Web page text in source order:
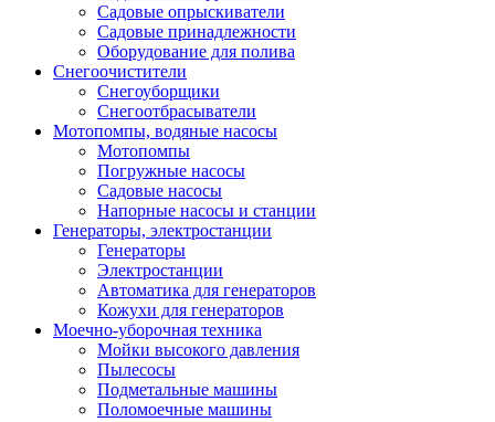
Садовые опрыскиватели
Садовые принадлежности
Оборудование для полива
Снегоочистители
Снегоуборщики
Снегоотбрасыватели
Мотопомпы, водяные насосы
Мотопомпы
Погружные насосы
Садовые насосы
Напорные насосы и станции
Генераторы, электростанции
Генераторы
Электростанции
Автоматика для генераторов
Кожухи для генераторов
Моечно-уборочная техника
Мойки высокого давления
Пылесосы
Подметальные машины
Поломоечные машины